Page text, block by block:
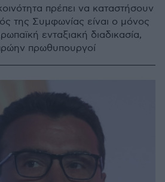
πρέπει να καταστήσουν
της Συμφωνίας είναι ο μόνος
ενταξιακή διαδικασία,
πρωθυπουργοί